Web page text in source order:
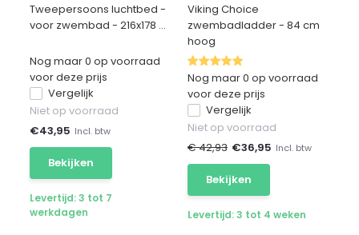
Tweepersoons luchtbed -
voor zwembad - 216x178 ...
Nog maar 0 op voorraad
voor deze prijs
Vergelijk
Niet op voorraad
€43,95 Incl. btw
Bekijken
Levertijd: 3 tot 7
werkdagen
Viking Choice
zwembadladder - 84 cm
hoog
Nog maar 0 op voorraad
voor deze prijs
Vergelijk
Niet op voorraad
€ 42,93 €36,95 Incl. btw
Bekijken
Levertijd: 3 tot 4 weken